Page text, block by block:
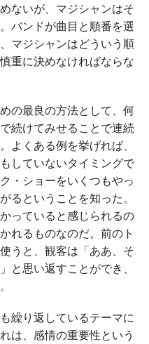
ないが、マジシャンはそ
バンドが曲目と順番を選
マジシャンはどういう順
重に決めなければならな
の最良の方法として、何
続けてみせることで連続
よくある例を挙げれば、
していないタイミングで
・ショーをいくつもやっ
るということを知った。
っていると感じられるの
れるものなのだ。前のト
うと、観客は「ああ、そ
と思い返すことができ、
繰り返しているテーマに
は、感情の重要性という